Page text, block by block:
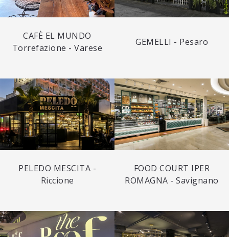
CAFÈ EL MUNDO
Torrefazione - Varese
GEMELLI - Pesaro
PELEDO MESCITA -
Riccione
FOOD COURT IPER
ROMAGNA - Savignano